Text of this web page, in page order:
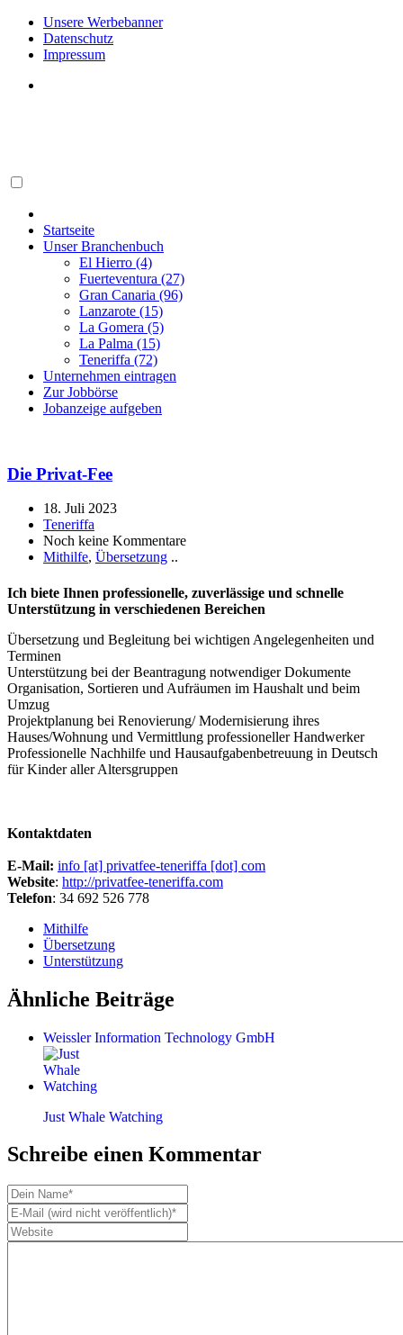
Unsere Werbebanner
Datenschutz
Impressum
Startseite
Unser Branchenbuch
El Hierro (4)
Fuerteventura (27)
Gran Canaria (96)
Lanzarote (15)
La Gomera (5)
La Palma (15)
Teneriffa (72)
Unternehmen eintragen
Zur Jobbörse
Jobanzeige aufgeben
Die Privat-Fee
18. Juli 2023
Teneriffa
Noch keine Kommentare
Mithilfe, Übersetzung ..
Ich biete Ihnen professionelle, zuverlässige und schnelle
Unterstützung in verschiedenen Bereichen
Übersetzung und Begleitung bei wichtigen Angelegenheiten und
Terminen
Unterstützung bei der Beantragung notwendiger Dokumente
Organisation, Sortieren und Aufräumen im Haushalt und beim
Umzug
Projektplanung bei Renovierung/ Modernisierung ihres
Hauses/Wohnung und Vermittlung professioneller Handwerker
Professionelle Nachhilfe und Hausaufgabenbetreuung in Deutsch
für Kinder aller Altersgruppen
Kontaktdaten
E-Mail: info [at] privatfee-teneriffa [dot] com
Website: http://privatfee-teneriffa.com
Telefon: 34 692 526 778
Mithilfe
Übersetzung
Unterstützung
Ähnliche Beiträge
Weissler Information Technology GmbH
Just Whale Watching
Schreibe einen Kommentar